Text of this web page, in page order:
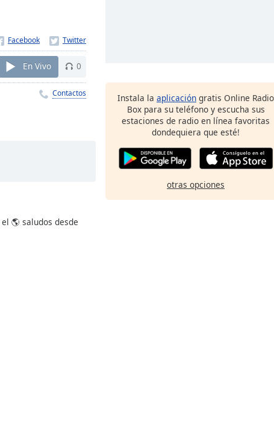
En Vivo 0
Contactos
🌎 saludos desde
Instala la aplicación gratis Online Radio
Box para su teléfono y escucha sus
estaciones de radio en línea favoritas
dondequiera que esté!
otras opciones